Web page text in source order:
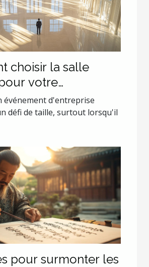
choisir la salle
votre
d'entreprise ?
événement d'entreprise
défi de taille, surtout lorsqu'il
pour surmonter les